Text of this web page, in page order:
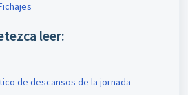
leer:
de descansos de la jornada